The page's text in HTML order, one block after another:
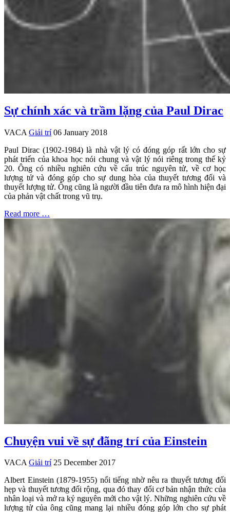
Sự chính xác và trầm lặng của Paul Dirac
VACA Giải trí 06 January 2018
Paul Dirac (1902-1984) là nhà vật lý có đóng góp rất lớn cho sự
phát triển của khoa học nói chung và vật lý nói riêng trong thế kỷ
20. Ông có nhiều nghiên cứu về cấu trúc nguyên tử, về cơ học
lượng tử và đóng góp cho sự dung hòa của thuyết tương đối và
thuyết lượng tử. Ông cũng là người đầu tiên đưa ra mô hình hiện đại
của phản vật chất trong vũ trụ.
Read more …
Chuyện vui về sự đãng trí của Einstein
VACA Giải trí 25 December 2017
Albert Einstein (1879-1955) nổi tiếng nhờ nêu ra thuyết tương đối
hẹp và thuyết tương đối rộng, qua đó thay đổi cơ bản nhận thức của
nhân loại và mở ra kỷ nguyên mới cho vật lý. Những nghiên cứu về
lượng tử của ông cũng mang lại nhiều đóng góp lớn cho sự phát